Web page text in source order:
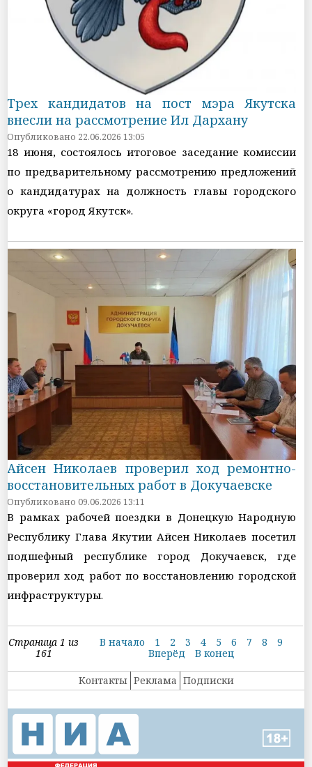
Трех кандидатов на пост мэра Якутска
внесли на рассмотрение Ил Дархану
Опубликовано 22.06.2026 13:05
18 июня, состоялось итоговое заседание комиссии
по предварительному рассмотрению предложений
о кандидатурах на должность главы городского
округа «город Якутск».
Айсен Николаев проверил ход ремонтно-
восстановительных работ в Докучаевске
Опубликовано 09.06.2026 13:11
В рамках рабочей поездки в Донецкую Народную
Республику Глава Якутии Айсен Николаев посетил
подшефный республике город Докучаевск, где
проверил ход работ по восстановлению городской
инфраструктуры.
Страница 1 из
161
В начало 1 2 3 4 5 6 7 8
9
Вперёд
В конец
Контакты Реклама Подписки